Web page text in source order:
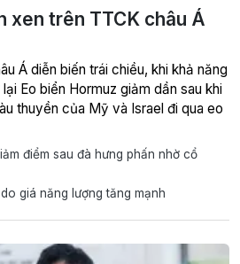
xen trên TTCK châu Á
Á diễn biến trái chiều, khi khả năng
Eo biển Hormuz giảm dần sau khi
thuyền của Mỹ và Israel đi qua eo
điểm sau đà hưng phấn nhờ cổ
giá năng lượng tăng mạnh